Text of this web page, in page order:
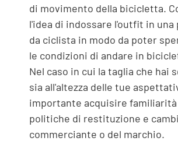
di movimento della bicicletta.
l'idea di indossare l'outfit in una
da ciclista in modo da poter
le condizioni di andare in
Nel caso in cui la taglia che hai
sia all'altezza delle tue
importante acquisire familiarità
politiche di restituzione e
commerciante o del marchio.